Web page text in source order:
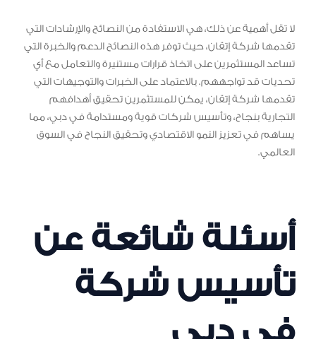
لا تقل أهمية عن ذلك، هي الاستفادة من النصائح والإرشادات التي
تقدمها شركة إتقان، حيث توفر هذه النصائح الدعم والخبرة التي
تساعد المستثمرين على اتخاذ قرارات مستنيرة والتعامل مع أي
تحديات قد تواجههم. بالاعتماد على الخبرات والتوجيهات التي
تقدمها شركة إتقان، يمكن للمستثمرين تحقيق أهدافهم
التجارية بنجاح، وتأسيس شركات قوية ومستدامة في دبي، مما
يساهم في تعزيز النمو الاقتصادي وتحقيق النجاح في السوق
العالمي.
أسئلة شائعة عن
تأسيس شركة
فى دبى